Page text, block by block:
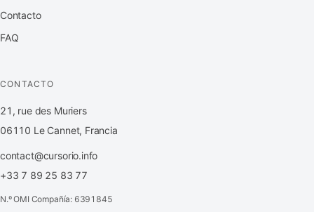
Contacto
FAQ
CONTACTO
21, rue des Muriers
06110 Le Cannet, Francia
contact@cursorio.info
+33 7 89 25 83 77
N.º OMI Compañía: 6391845